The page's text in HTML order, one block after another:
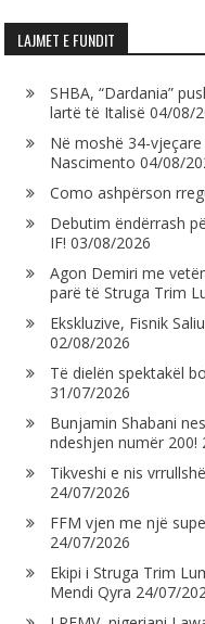
LAJMET E FUNDIT
SHBA, “Dardania”
lartë të Italisë 04/08/
Në moshë 34-
Nascimento 04/08/
Como ashpërson
Debutim ëndërrash
IF! 03/08/2026
Agon Demiri me
parë të Struga Trim
Ekskluzive, Fisnik
02/08/2026
Të dielën spektakël
31/07/2026
Bunjamin Shabani
ndeshjen numër 200!
Tikveshi e nis
24/07/2026
FFM vjen me një
24/07/2026
Ekipi i Struga Trim
Mendi Qyra 24/07/